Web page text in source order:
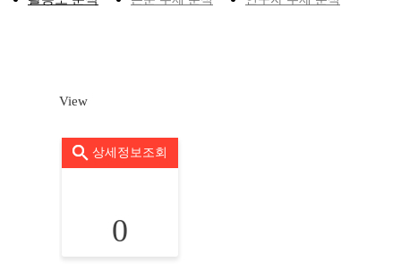
View
상세정보조회
0